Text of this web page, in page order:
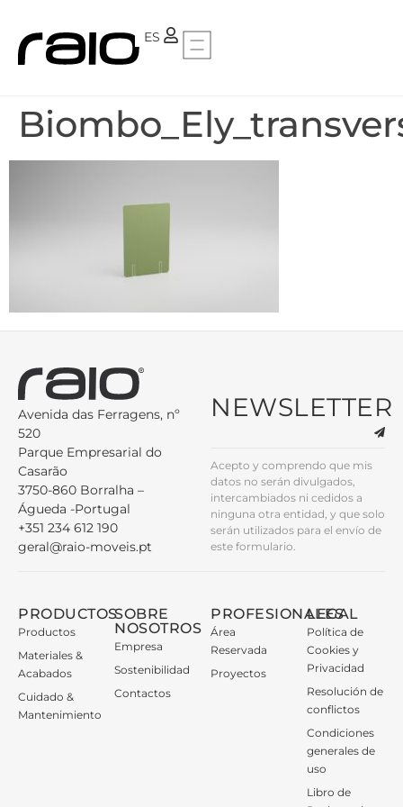
ES
PT
Avenida das Ferragens, nº
520
Parque Empresarial do
Casarão
3750-860 Borralha –
Águeda -Portugal
+351 234 612 190
geral@raio-moveis.pt
NEWSLETTER
Acepto y comprendo que mis
datos no serán divulgados,
intercambiados ni cedidos a
ninguna otra entidad, y que solo
serán utilizados para el envío de
este formulario.
PRODUCTOS
Productos
Materiales &
Acabados
Cuidado &
Mantenimiento
SOBRE
NOSOTROS
Empresa
Sostenibilidad
Contactos
PROFESIONALES
Área
Reservada
Proyectos
LEGAL
Política de
Cookies y
Privacidad
Resolución de
conflictos
Condiciones
generales de
uso
Libro de